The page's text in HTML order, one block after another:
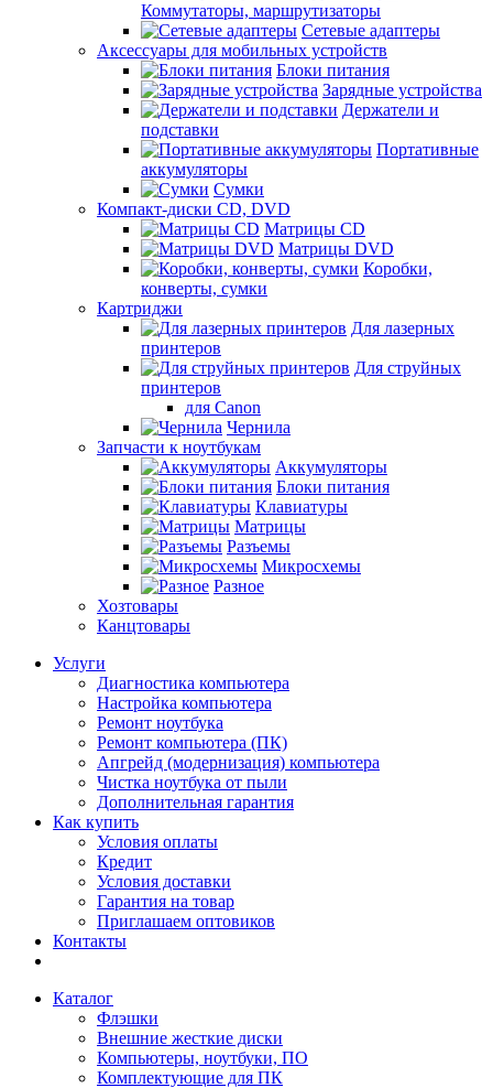
Коммутаторы, маршрутизаторы
Сетевые адаптеры
Аксессуары для мобильных устройств
Блоки питания
Зарядные устройства
Держатели и
подставки
Портативные
аккумуляторы
Сумки
Компакт-диски CD, DVD
Матрицы CD
Матрицы DVD
Коробки,
конверты, сумки
Картриджи
Для лазерных
принтеров
Для струйных
принтеров
для Canon
Чернила
Запчасти к ноутбукам
Аккумуляторы
Блоки питания
Клавиатуры
Матрицы
Разъемы
Микросхемы
Разное
Хозтовары
Канцтовары
Услуги
Диагностика компьютера
Настройка компьютера
Ремонт ноутбука
Ремонт компьютера (ПК)
Апгрейд (модернизация) компьютера
Чистка ноутбука от пыли
Дополнительная гарантия
Как купить
Условия оплаты
Кредит
Условия доставки
Гарантия на товар
Приглашаем оптовиков
Контакты
Каталог
Флэшки
Внешние жесткие диски
Компьютеры, ноутбуки, ПО
Комплектующие для ПК